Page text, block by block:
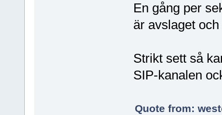
En gång per
är avslaget
Strikt sett så
SIP-kanalen
Quote from: